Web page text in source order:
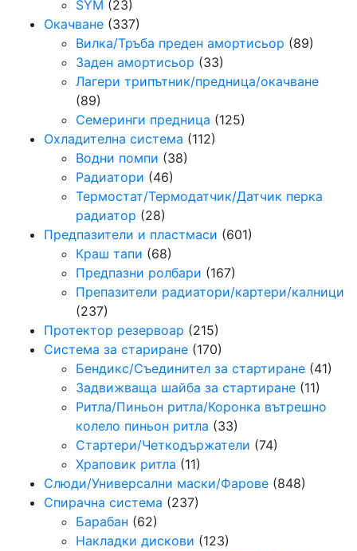
SYM (23)
Окачване (337)
Вилка/Тръба преден амортисьор (89)
Заден амортисьор (33)
Лагери трипътник/предница/окачване
(89)
Семeринги предница (125)
Охладителна система (112)
Водни помпи (38)
Радиатори (46)
Термостат/Термодатчик/Датчик перка
радиатор (28)
Предпазители и пластмаси (601)
Краш тапи (68)
Предпазни ролбари (167)
Препазители радиатори/картери/калници
(237)
Протектор резeрвоар (215)
Система за стариране (170)
Бендикс/Съединител за стартиране (41)
Задвижваща шайба за стартиране (11)
Ритла/Пиньон ритла/Коронка вътрешно
колело пиньон ритла (33)
Стартери/Четкодържатели (74)
Храповик ритла (11)
Слюди/Универсални маски/Фарове (848)
Спирачна система (237)
Барабан (62)
Накладки дискови (123)